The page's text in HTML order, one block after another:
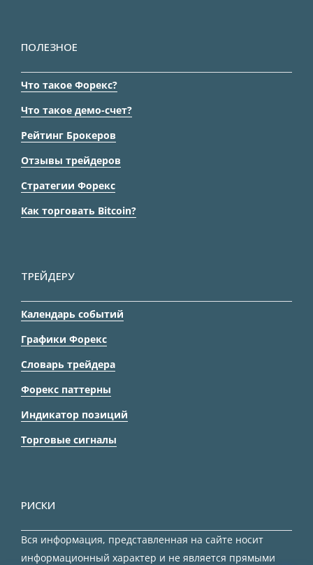
ПОЛЕЗНОЕ
Что такое Форекс?
Что такое демо-счет?
Рейтинг Брокеров
Отзывы трейдеров
Стратегии Форекс
Как торговать Bitcoin?
ТРЕЙДЕРУ
Календарь событий
Графики Форекс
Словарь трейдера
Форекс паттерны
Индикатор позиций
Торговые сигналы
РИСКИ
Вся информация, представленная на сайте носит
информационный характер и не является прямыми